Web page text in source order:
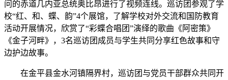
问的赤道几内亚总统奥比昂进行了视频连线。巡访团参观了学
校“红、和、蝶、韵”4个展馆，了解学校对外交流和国防教育
活动开展情况，欣赏了“彩蝶合唱团”演绎的歌曲《阿密策》
《金子河畔》，3名巡访团成员与学生共同分享红色故事和守
边护边故事。
在金平县金水河镇隔界村，巡访团与党员干部群众共同开